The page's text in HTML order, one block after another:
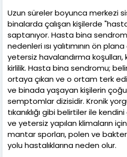
Uzun süreler boyunca merkezi
binalarda çalışan kişilerde
saptanıyor. Hasta bina
nedenleri ısı yalıtımının ön
yetersiz havalandırma
kirlilik. Hasta bina sendromu;
ortaya çıkan ve o ortam terk
ve binada yaşayan kişilerin
semptomlar dizisidir. Kronik
tıkanıklığı gibi belirtiler ile
ve yetersiz yapılan klimaların
mantar sporları, polen ve
yolu hastalıklarına neden olur.